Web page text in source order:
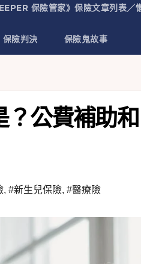
保險管家》保險文章列表／
保險判決 保險鬼故事
公費補助
, #新生兒保險, #醫療險